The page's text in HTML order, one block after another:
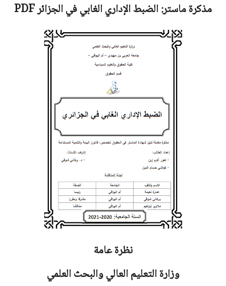
مذكرة ماستر:الضبط الإداري الغابي في الجزائرPDF
نظرة عامة
وزارة التعليم العالي والبحث العلمي